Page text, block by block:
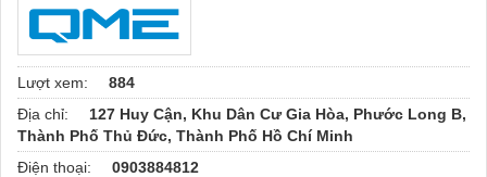
Lượt xem:
884
Địa chỉ:
127 Huy Cận, Khu Dân Cư Gia Hòa, Phước Long B,
Thành Phố Thủ Đức, Thành Phố Hồ Chí Minh
Điện thoại:
0903884812